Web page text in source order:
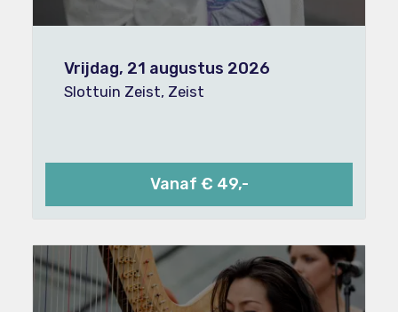
Vrijdag, 21 augustus 2026
Slottuin Zeist, Zeist
Vanaf € 49,-